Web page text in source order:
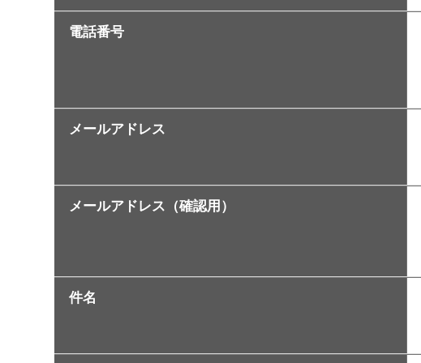
電話番号
メールアドレス
メールアドレス（確認用）
件名